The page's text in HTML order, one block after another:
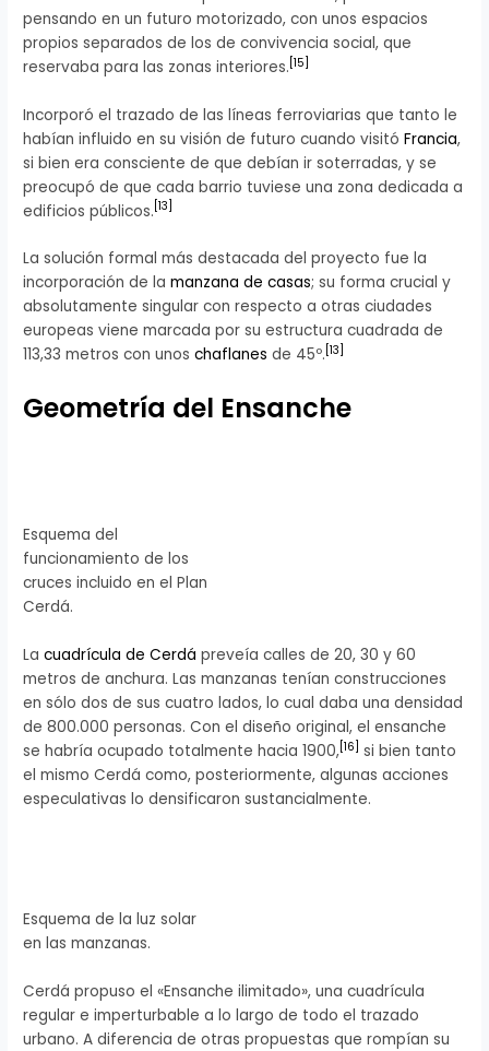
pensando en un futuro motorizado, con unos espacios
propios separados de los de convivencia social, que
reservaba para las zonas interiores. [15]
Incorporó el trazado de las líneas ferroviarias que tanto le
habían influido en su visión de futuro cuando visitóFrancia,
si bien era consciente de que debían ir soterradas, y se
preocupó de que cada barrio tuviese una zona dedicada a
edificios públicos. [13
La solución formal más destacada del proyecto fue la
incorporación de lamanzana de casas; su forma crucial y
absolutamente singular con respecto a otras ciudades
europeas viene marcada por su estructura cuadrada de
113,33 metros con unoschaflanes de 45º. [13
Geometría del Ensanche
Esquema del
funcionamiento de los
cruces incluido en el Plan
Cerdá.
Lacuadrícula de Cerdá preveía calles de 20, 30 y 60
metros de anchura. Las manzanas tenían construcciones
en sólo dos de sus cuatro lados, lo cual daba una densidad
de 800.000 personas. Con el diseño original, el ensanche
se habría ocupado totalmente hacia 1900, [16 si bien tanto
el mismo Cerdá como, posteriormente, algunas acciones
especulativas lo densificaron sustancialmente.
Esquema de la luz solar
en las manzanas.
Cerdá propuso el «Ensanche ilimitado», una cuadrícula
regular e imperturbable a lo largo de todo el trazado
urbano. A diferencia de otras propuestas que rompían su